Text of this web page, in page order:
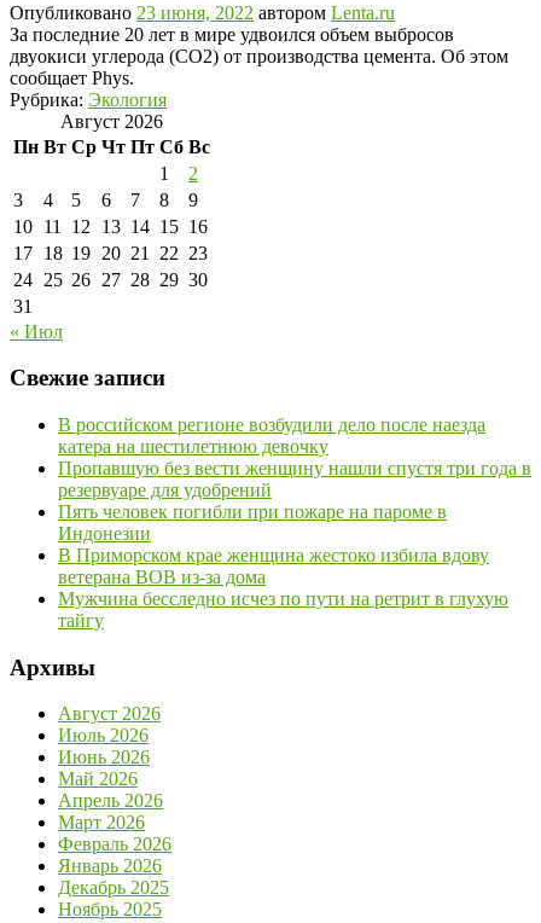
Опубликовано 23 июня, 2022 автором Lenta.ru
За последние 20 лет в мире удвоился объем выбросов
двуокиси углерода (CO2) от производства цемента. Об этом
сообщает Phys.
Рубрика: Экология
Август 2026
Пн Вт Ср Чт Пт Сб Вс
1
2
3
4 5 6 7 8
9
10 11 12 13 14 15 16
17 18 19 20 21 22 23
24 25 26 27 28 29 30
31
« Июл
Свежие записи
В российском регионе возбудили дело после наезда
катера на шестилетнюю девочку
Пропавшую без вести женщину нашли спустя три года в
резервуаре для удобрений
Пять человек погибли при пожаре на пароме в
Индонезии
В Приморском крае женщина жестоко избила вдову
ветерана ВОВ из-за дома
Мужчина бесследно исчез по пути на ретрит в глухую
тайгу
Архивы
Август 2026
Июль 2026
Июнь 2026
Май 2026
Апрель 2026
Март 2026
Февраль 2026
Январь 2026
Декабрь 2025
Ноябрь 2025